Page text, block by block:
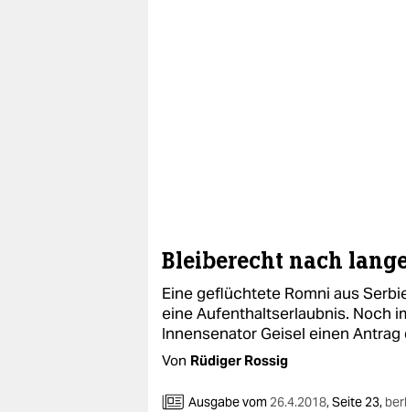
Bleiberecht nach
Eine geflüchtete Romni aus
eine Aufenthaltserlaubnis. Noch
Innensenator Geisel einen
Von Rüdiger Rossig
Ausgabe vom 26.4.2018,Seite 23,